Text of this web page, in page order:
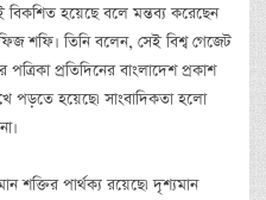
হয়েছে বলে মন্তব্য করেছেন
শফি। তিনি বলেন, সেই বিশ্ব গেজেট
প্রতিদিনের বাংলাদেশ প্রকাশ
পড়তে হয়েছে৷ সাংবাদিকতা হলো
শক্তির পার্থক্য রয়েছে৷ দৃশ্যমান